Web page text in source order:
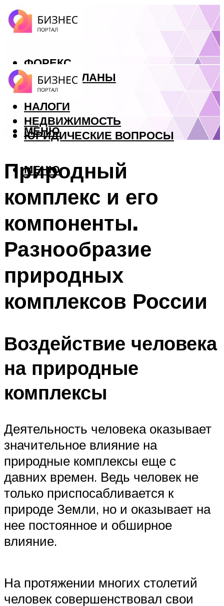
ФОРЕКС
БИЗНЕС ПЛАНЫ
КРЕДИТЫ
НАЛОГИ
НЕДВИЖИМОСТЬ
ЮРИДИЧЕСКИЕ ВОПРОСЫ
МЕНЮ
МЕНЮ
Природный
комплекс и его
компоненты.
Разнообразие
природных
комплексов России
Воздействие человека
на природные
комплексы
Деятельность человека оказывает
значительное влияние на
природные комплексы еще с
давних времен. Ведь человек не
только приспосабливается к
природе Земли, но и оказывает на
нее постоянное и обширное
влияние.
На протяжении многих столетий
человек совершенствовал свои